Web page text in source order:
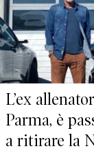
L’ex
Parma, è
a ritirare la